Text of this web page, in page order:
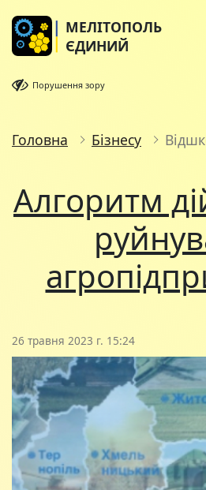
МЕЛІТОПОЛЬ
ЄДИНИЙ
Порушення зору
Головна Бізнесу
Алгоритм
26 травня 2023 г. 15:24